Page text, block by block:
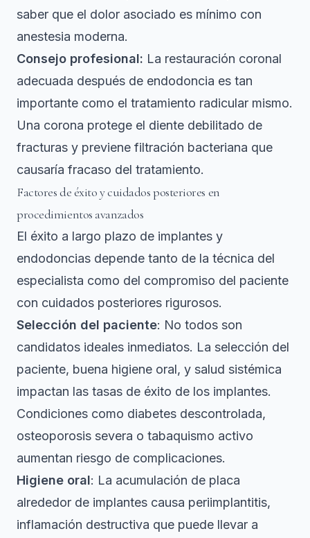
saber que el dolor asociado es mínimo con
anestesia moderna.
Consejo profesional: La restauración coronal
adecuada después de endodoncia es tan
importante como el tratamiento radicular mismo.
Una corona protege el diente debilitado de
fracturas y previene filtración bacteriana que
causaría fracaso del tratamiento.
Factores de éxito y cuidados posteriores en
procedimientos avanzados
El éxito a largo plazo de implantes y
endodoncias depende tanto de la técnica del
especialista como del compromiso del paciente
con cuidados posteriores rigurosos.
Selección del paciente: No todos son
candidatos ideales inmediatos. La selección del
paciente, buena higiene oral, y salud sistémica
impactan las tasas de éxito de los implantes.
Condiciones como diabetes descontrolada,
osteoporosis severa o tabaquismo activo
aumentan riesgo de complicaciones.
Higiene oral: La acumulación de placa
alrededor de implantes causa periimplantitis,
inflamación destructiva que puede llevar a